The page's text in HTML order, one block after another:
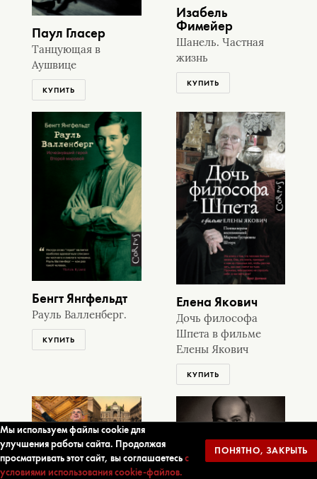
Паул Гласер
Танцующая в
Аушвице
КУПИТЬ
Изабель
Фимейер
Шанель. Частная
жизнь
КУПИТЬ
Бенгт Янгфельдт
Рауль Валленберг.
КУПИТЬ
Елена Якович
Дочь философа
Шпета в фильме
Елены Якович
КУПИТЬ
Мы используем файлы cookie для
улучшения работы сайта. Продолжая
просматривать этот сайт, вы соглашаетесьс
условиями использования cookie-файлов.
ПОНЯТНО, ЗАКРЫТЬ